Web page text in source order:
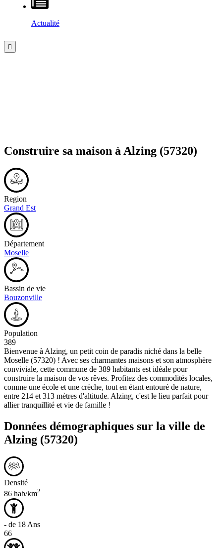
Actualité
Construire sa maison à Alzing (57320)
Region
Grand Est
Département
Moselle
Bassin de vie
Bouzonville
Population
389
Bienvenue à Alzing, un petit coin de paradis niché dans la belle
Moselle (57320) ! Avec ses charmantes maisons et son atmosphère
conviviale, cette commune de 389 habitants est idéale pour
construire la maison de vos rêves. Profitez des commodités locales,
comme une école et une crèche, tout en étant entouré de nature,
entre 214 et 313 mètres d'altitude. Alzing, c'est le lieu parfait pour
allier tranquillité et vie de famille !
Données démographiques sur la ville de
Alzing (57320)
Densité
86 hab/km2
- de 18 Ans
66